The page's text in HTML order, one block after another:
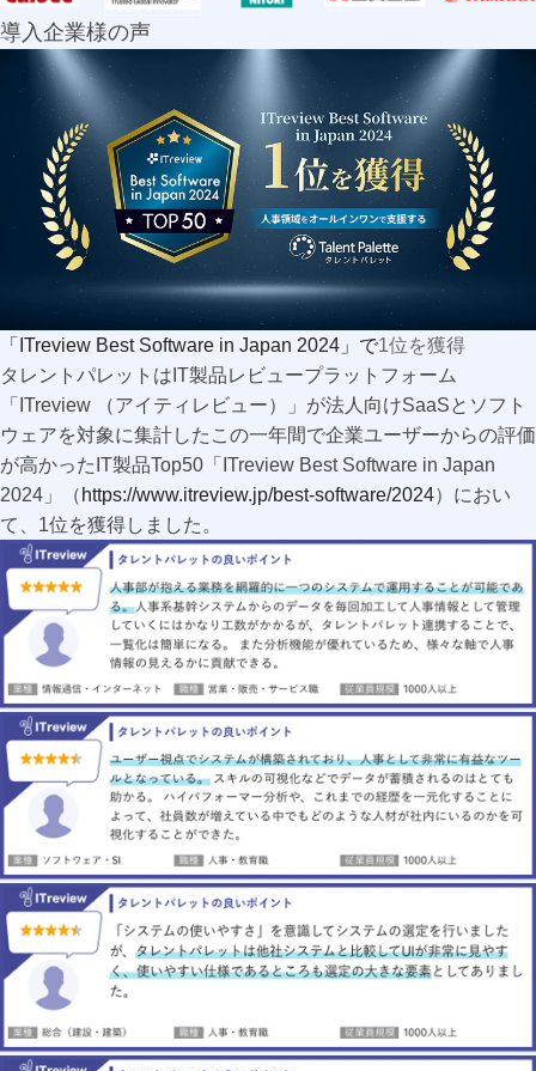
導入企業様の声
「ITreview Best Software in Japan 2024」で1位を獲得
タレントパレットはIT製品レビュープラットフォーム
「ITreview （アイティレビュー）」が法人向けSaaSとソフト
ウェアを対象に集計したこの一年間で企業ユーザーからの評価
が高かったIT製品Top50「ITreview Best Software in Japan
2024」（ https://www.itreview.jp/best-software/2024）におい
て、1位を獲得しました。